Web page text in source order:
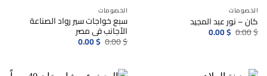
الخصومات
كان – نور عبد المجيد
0.00$ السعر
الأصلي
0.00$ السعر
الحالي
الخصومات
سبع خواجات سير رواد الصناعة
الأجانب فى مصر
0.00$ السعر
الأصلي
0.00$ السعر
الحالي